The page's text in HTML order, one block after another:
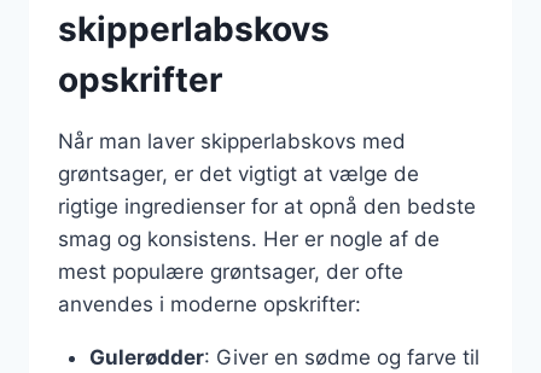
skipperlabskovs
opskrifter
Når man laver skipperlabskovs med
grøntsager, er det vigtigt at vælge de
rigtige ingredienser for at opnå den bedste
smag og konsistens. Her er nogle af de
mest populære grøntsager, der ofte
anvendes i moderne opskrifter:
Gulerødder: Giver en sødme og farve til